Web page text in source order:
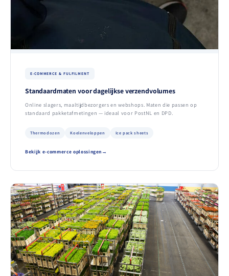
E-COMMERCE & FULFILMENT
Standaardmaten voor dagelijkse verzendvolumes
Online slagers, maaltijdbezorgers en webshops. Maten die passen op
standaard pakketafmetingen — ideaal voor PostNL en DPD.
Thermodozen Koelenveloppen Ice pack sheets
Bekijk e-commerce oplossingen